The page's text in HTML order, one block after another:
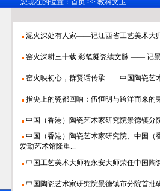
您现在的位置： 首页 >> 教科文卫
泥火深处有人家——记江西省工艺美术大
窑火深耕三十载 彩笔凝瓷续文脉 —— 记
窑火映初心，群贤话传承——中国陶瓷艺
指尖上的瓷都回响：伍恒明与跨洋而来的
中国（香港）陶瓷艺术家研究院景德镇分
中国（香港）陶瓷艺术家研究院、中国
爱勤艺术馆隆重...
中国工艺美术大师程永安大师荣任中国陶
中国陶瓷艺术家研究院景德镇市分院首批